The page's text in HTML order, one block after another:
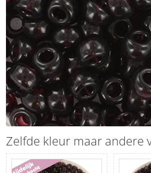
Zelfde kleur maar andere